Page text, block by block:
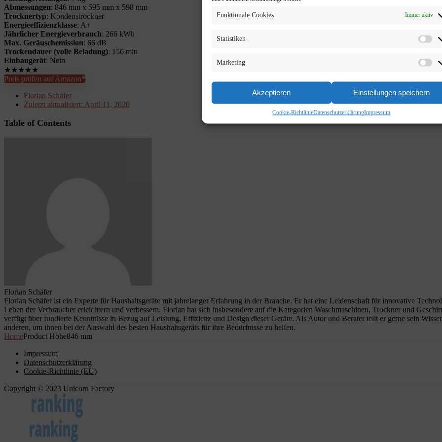
Funktionale Cookies Immer aktiv
Statistiken
Marketing
Akzeptieren Einstellungen speichern
Cookie-RichtlinieDatenschutzerklärungImpressum
Abmessungen: 846 mm x 595 mm x 598 mm
Trocknertyp: Kondenstrockner
Energieeffizienzklasse: A+
Jährlicher Energieverbrauch: 266 kWh
Max. Geräuschemission: 66 dB
Trockendauer (volle Beladung): 156 min
Einbaugerät: Nein
★★★★★
Preis prüfen auf Amazon*
Florian Schäfer
Zuletzt aktualisiert: April 11, 2020
Table of Contents
Florian Schäfer
Florian Schäfer ist ein Experte für Haushaltsgeräte mit jahrelanger Erfahrung in der Branche. Er hat eine Leidenschaft für innovative
Leben der Verbraucher erleichtern und verbessern. Florian hat sich insbesondere auf die Kategorien Waschmaschinen, Trockner und
verfügt über fundierte Kenntnisse in Bezug auf Leistung, Effizienz und Design dieser Geräte. Als Autor und Berater teilt er gerne sein
anderen, um ihnen bei der Auswahl des besten Haushaltsgeräts für ihre Bedürfnisse zu helfen.
HomeProduct Höhe846 mm
Impressum
Datenschutzerklärung
Cookie-Richtlinie (EU)
Copyright © 2023 Unicorn Factory